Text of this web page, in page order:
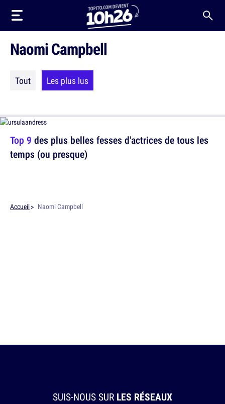
Naomi Campbell
Tout Les plus lus
Top 9 des plus belles fesses d'actrices de tous les
temps (ou presque)
Accueil Naomi Campbell
SUIS-NOUS SUR LES RÉSEAUX